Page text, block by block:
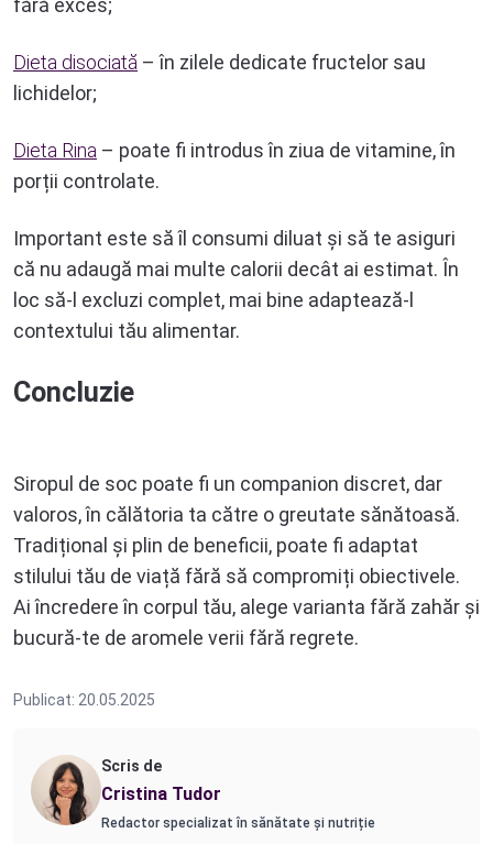
Dieta disociată – în zilele dedicate fructelor sau
lichidelor;
Dieta Rina – poate fi introdus în ziua de vitamine, în
porții controlate.
Important este să îl consumi diluat și să te asiguri
că nu adaugă mai multe calorii decât ai estimat. În
loc să-l excluzi complet, mai bine adaptează-l
contextului tău alimentar.
Concluzie
Siropul de soc poate fi un companion discret, dar
valoros, în călătoria ta către o greutate sănătoasă.
Tradițional și plin de beneficii, poate fi adaptat
stilului tău de viață fără să compromiți obiectivele.
Ai încredere în corpul tău, alege varianta fără zahăr și
bucură-te de aromele verii fără regrete.
Publicat: 20.05.2025
Scris de
Cristina Tudor
Redactor specializat în sănătate și nutriție